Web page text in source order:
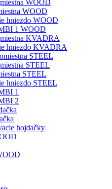
WOOD
WOOD
hniezdo WOOD
1 WOOD
KVADRA
hniezdo KVADRA
STEEL
STEEL
STEEL
hniezdo STEEL
1
2
hojdačky